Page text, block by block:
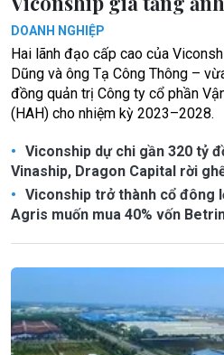
DOANH NGHIỆP
Hai lãnh đạo cấp cao của
Dũng và ông Tạ Công Thông –
đồng quản trị Công ty cổ phần
(HAH) cho nhiệm kỳ 2023–2028.
Viconship dự chi gần 320 tỷ
Vinaship, Dragon Capital rời
Viconship trở thành cổ đông
Agris muốn mua 40% vốn